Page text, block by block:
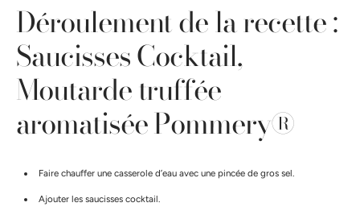
Déroulement de la recette :
Saucisses Cocktail,
Moutarde truffée
aromatisée Pommery®
Faire chauffer une casserole d’eau avec une pincée de gros sel.
Ajouter les saucisses cocktail.